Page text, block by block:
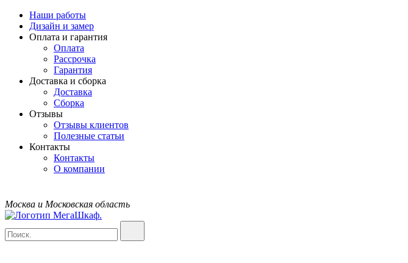
Наши работы
Дизайн и замер
Оплата и гарантия
Оплата
Рассрочка
Гарантия
Доставка и сборка
Доставка
Сборка
Отзывы
Отзывы клиентов
Полезные статьи
Контакты
Контакты
О компании
Москва и Московская область